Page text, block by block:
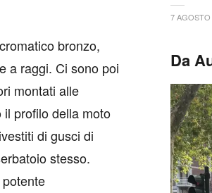
bronzo,
a raggi. Ci sono poi
montati alle
profilo della moto
di gusci di
stesso.
7 AGOSTO
Da